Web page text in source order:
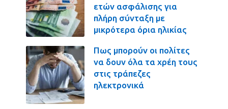
ετών ασφάλισης για
πλήρη σύνταξη με
μικρότερα όρια ηλικίας
Πως μπορούν οι πολίτες
να δουν όλα τα χρέη τους
στις τράπεζες
ηλεκτρονικά